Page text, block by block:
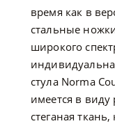
время как в
стальные
широкого
стула Norma
имеется в
стеганая